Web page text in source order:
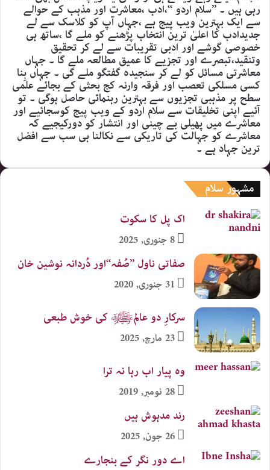
رہی ہیں ۔ ’’سلام اردو ‘‘،ادب ،معاشرت اور مذہب کے حوالے
سے ایک بہترین ویب پیج ہے ،جہاں آپ کو کلاسک سے لے
جدیدادب کا اعلیٰ ترین انتخاب پڑھنے کو ملے گا ،ساتھ ہی
خصوصی گوشے اور ادبی تقریبات سے لے کر تحقیق
وتنقید،تبصرے اور تجزیے کا عمیق مطالعہ ملے گا ۔ جہاں
معاشرتی مسائل کو لے کر سنجیدہ گفتگو ملے گی ۔ جہاں بِنا
کسی مسلکی تعصب اور فرقہ وارنہ کج بحثی کے بجائے علمی
سطح پر مذہبی تجزیوں سے بہترین رہنمائی حاصل ہوگی ۔ تو
آئیے اپنی تخلیقات سے سلام اردو کے ویب پیج کوسجائیے اور
معاشرے میں پھیلی بے چینی اور انتشار کو دورکیجیے کہ
معاشرے کو جہالت کی تاریکی سے نکالنا ہی سب سے افضل
ترین جہاد ہے ۔
مشہور سلام
اک پل کا سکوت
8 جنوری, 2025
صفاتی ناول ’’صُفہ‘‘اور دُردانہ نوشین خان
31 جنوری, 2020
سرکارِ دو عالمﷺ کی خوش طبعی
23 مارچ, 2025
وہ پیار اب رہا نہ ترا
28 نومبر, 2019
رند مدہوش ہیں
26 جون, 2025
اے دور نگر کے بنجارے